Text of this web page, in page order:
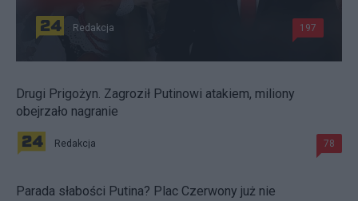
Redakcja 197
Drugi Prigożyn. Zagroził Putinowi atakiem, miliony
obejrzało nagranie
Redakcja 78
Parada słabości Putina? Plac Czerwony już nie